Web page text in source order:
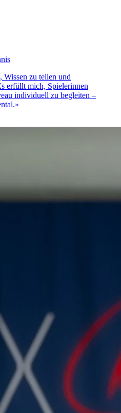
Wissen zu teilen und
erfüllt mich, Spielerinnen
individuell zu begleiten –
»